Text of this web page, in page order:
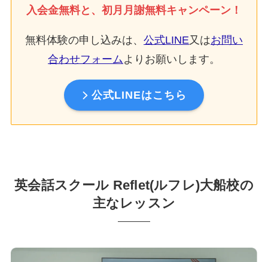
入会金無料と、初月月謝無料キャンペーン！
無料体験の申し込みは、 公式LINE又はお問い
合わせフォームよりお願いします。
公式LINEはこちら
英会話スクール Reflet(ルフレ)大船校の
主なレッスン